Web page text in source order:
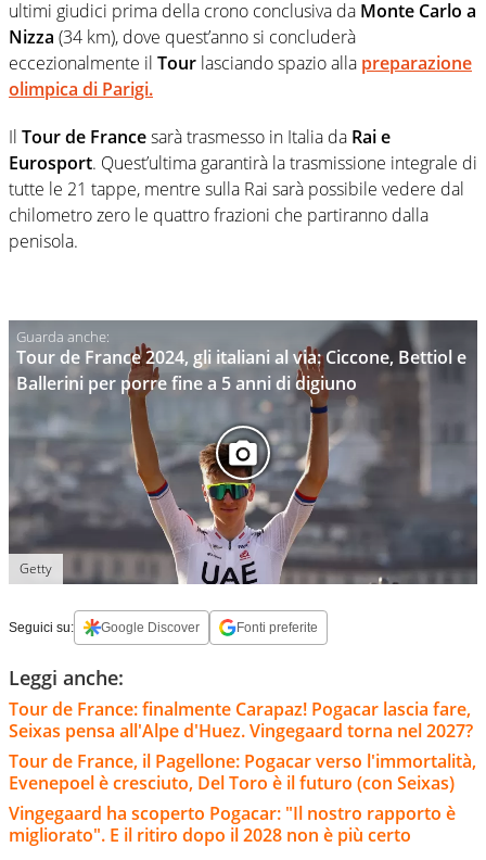
ultimi giudici prima della crono conclusiva da Monte Carlo a
Nizza (34 km), dove quest’anno si concluderà
eccezionalmente il Tour lasciando spazio alla preparazione
olimpica di Parigi.
Il Tour de Francesarà trasmesso in Italia da Rai e
Eurosport. Quest’ultima garantirà la trasmissione integrale di
tutte le 21 tappe, mentre sulla Rai sarà possibile vedere dal
chilometro zero le quattro frazioni che partiranno dalla
penisola.
Tour de France 2024, gli italiani al via: Ciccone, Bettiol e
Ballerini per porre fine a 5 anni di digiuno
Getty
Seguici su: Google Discover Fonti preferite
Leggi anche:
Tour de France: finalmente Carapaz! Pogacar lascia fare,
Seixas pensa all'Alpe d'Huez. Vingegaard torna nel 2027?
Tour de France, il Pagellone: Pogacar verso l'immortalità,
Evenepoel è cresciuto, Del Toro è il futuro (con Seixas)
Vingegaard ha scoperto Pogacar: "Il nostro rapporto è
migliorato". E il ritiro dopo il 2028 non è più certo